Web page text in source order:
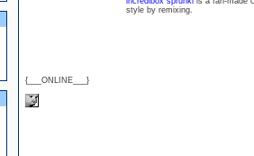
{___ONLINE___}
style by remixing.